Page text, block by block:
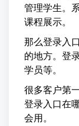
管理学生。
课程展示。
那么登录入
的地方。登
学员等。
很多客户第
登录入口在
会用。